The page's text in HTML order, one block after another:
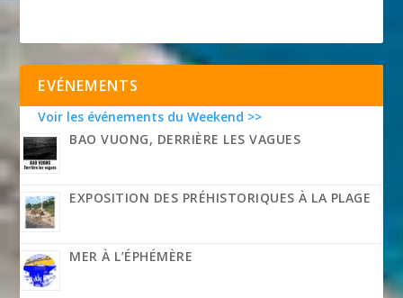
EVÉNEMENTS
Voir les événements du Weekend >>
BAO VUONG, DERRIÈRE LES VAGUES
EXPOSITION DES PRÉHISTORIQUES À LA PLAGE
MER À L’ÉPHÉMÈRE